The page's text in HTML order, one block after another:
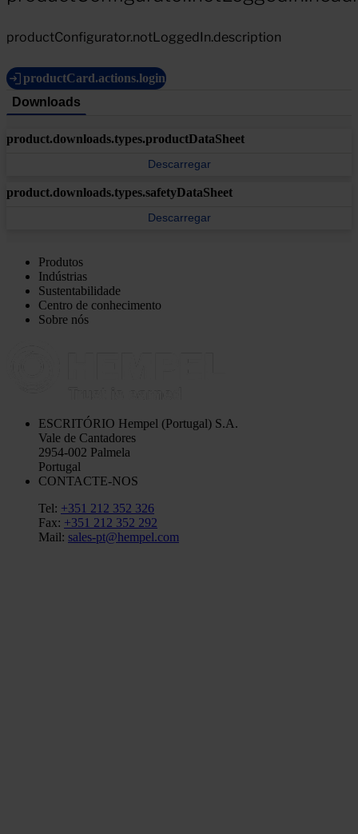
productConfigurator.notLoggedIn.description
productCard.actions.login
Downloads
product.downloads.types.productDataSheet
Descarregar
product.downloads.types.safetyDataSheet
Descarregar
Produtos
Indústrias
Sustentabilidade
Centro de conhecimento
Sobre nós
ESCRITÓRIO Hempel (Portugal) S.A.
Vale de Cantadores
2954-002 Palmela
Portugal
CONTACTE-NOS
Tel: +351 212 352 326
Fax: +351 212 352 292
Mail: sales-pt@hempel.com